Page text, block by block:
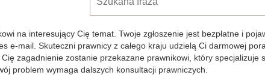
na interesujący Cię temat. Twoje zgłoszenie jest bezpłatne i
e-mail. Skuteczni prawnicy z całego kraju udzielą Ci darmowej
zagadnienie zostanie przekazane prawnikowi, który
problem wymaga dalszych konsultacji prawniczych.